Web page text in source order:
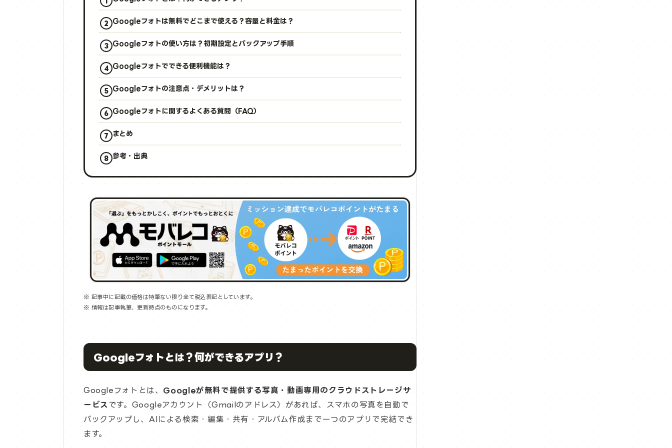
Googleフォトは無料でどこまで使える？容量と料金は？
Googleフォトの使い方は？初期設定とバックアップ手順
Googleフォトでできる便利機能は？
Googleフォトの注意点・デメリットは？
Googleフォトに関するよくある質問（FAQ）
まとめ
参考・出典
※ 記事中に記載の価格は特筆ない限り全て税込表記としています。
※ 情報は記事執筆、更新時点のものになります。
Googleフォトとは？何ができるアプリ？
Googleフォトとは、 Googleが無料で提供する写真・動画専用のクラウドストレージサ
ービス です。Googleアカウント（Gmailのアドレス）があれば、スマホの写真を自動で
バックアップし、AIによる検索・編集・共有・アルバム作成まで一つのアプリで完結でき
ます。